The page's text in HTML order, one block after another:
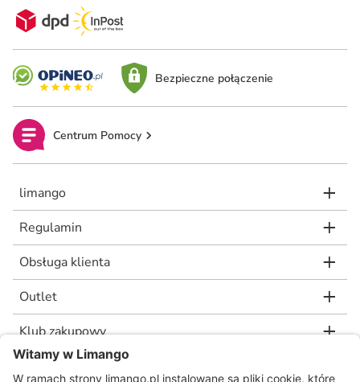
Bezpieczne połączenie
Centrum Pomocy
limango
Regulamin
Obsługa klienta
Outlet
Klub zakupowy